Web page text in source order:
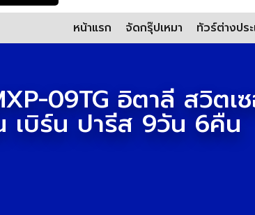
หน้าแรก จัดกรุ๊ปเหมา ทัวร์ต่างปร
09TG อิตาลี สวิต
เบิร์น ปารีส 9วัน 6คืน